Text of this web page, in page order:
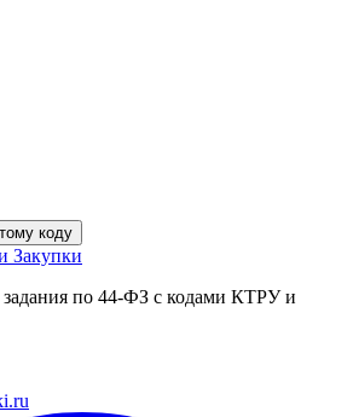
коду
задания по 44-ФЗ с кодами КТРУ и